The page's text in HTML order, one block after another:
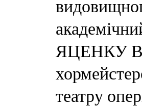
ЯЦЕНКУ
театру